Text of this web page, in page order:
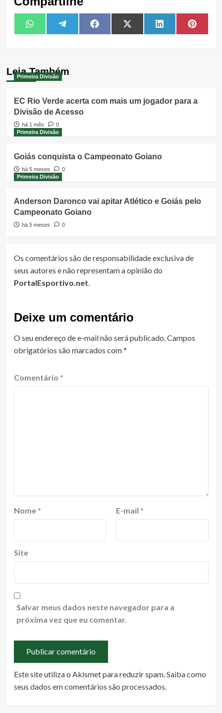
Share
on
WhatsAppShare
on
TelegramShare
on
FacebookShare
on
X
(Twitter)
Share
on
LinkedIn Share
on
Leia Também
Primeira Divisão
EC Rio Verde acerta com mais um jogador para a
Divisão de Acesso
há 1 mês
0
Primeira Divisão
Goiás conquista o Campeonato Goiano
há 5 meses
0
Primeira Divisão
Anderson Daronco vai apitar Atlético e Goiás pelo
Campeonato Goiano
há 5 meses 0
Os comentários são de responsabilidade exclusiva de
seus autores e não representam a opinião do
PortalEsportivo.net.
Deixe um comentário
O seu endereço de e-mail não será publicado.Campos
obrigatórios são marcados com*
Comentário *
Nome * E-mail *
Site
Salvar meus dados neste navegador para a
próxima vez que eu comentar.
Este site utiliza o Akismet para reduzir spam.Saiba como
seus dados em comentários são processados.